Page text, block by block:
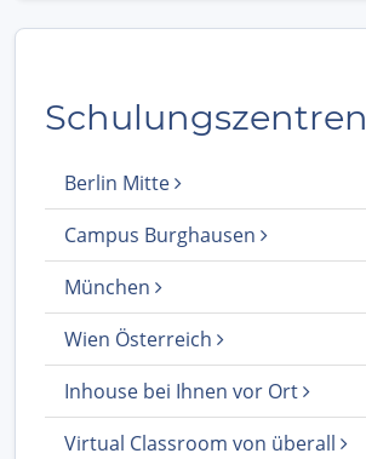
Schulungszentren
Berlin Mitte
Campus Burghausen
München
Wien Österreich
Inhouse bei Ihnen vor Ort
Virtual Classroom von überall